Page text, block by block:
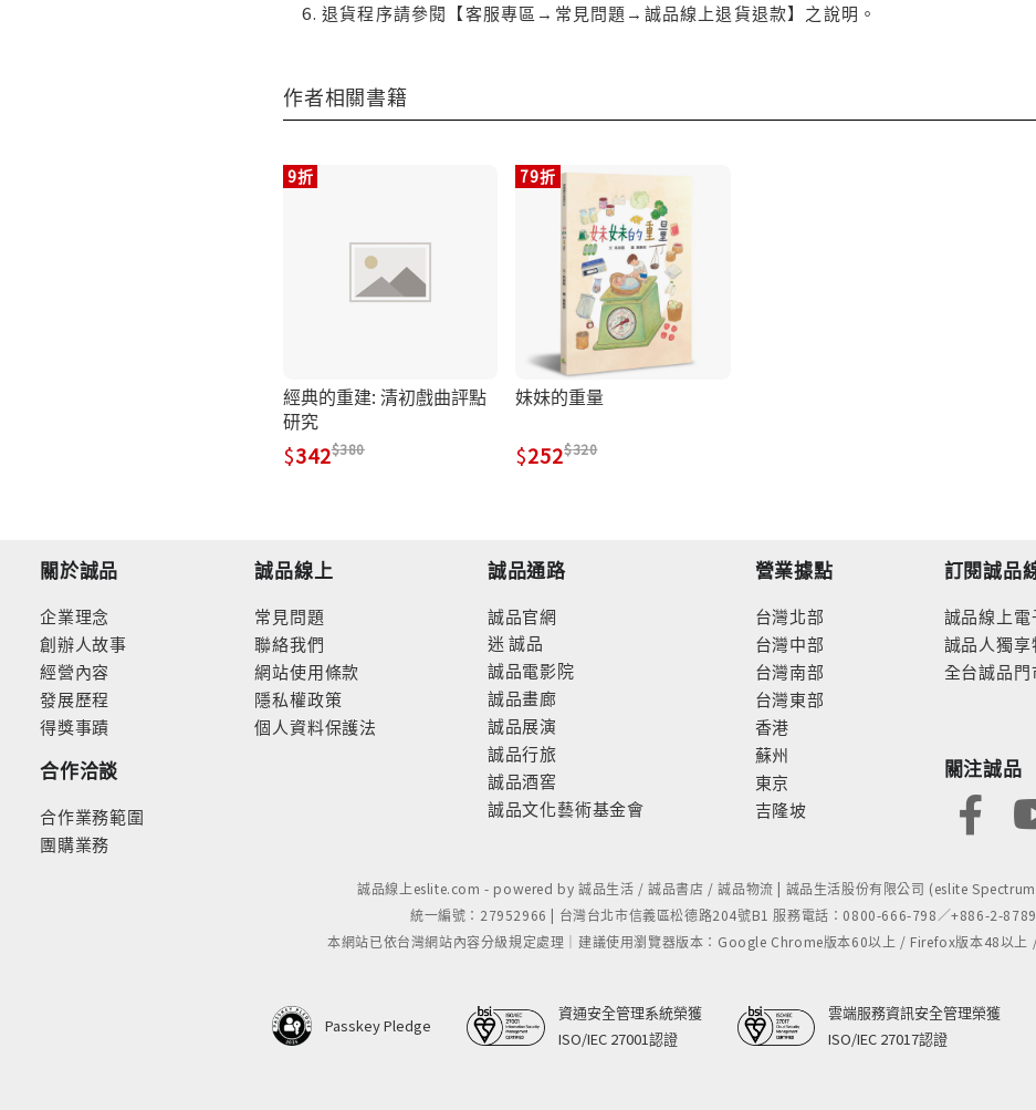
退貨程序請參閱【客服專區→常見問題→誠品線上退貨退款】之說明。
作者相關書籍
9折
經典的重建: 清初戲曲評點
研究
342 380
79折
妹妹的重量
252 320
關於誠品
企業理念
創辦人故事
經營內容
發展歷程
得獎事蹟
合作洽談
合作業務範圍
團購業務
誠品線上
常見問題
聯絡我們
網站使用條款
隱私權政策
個人資料保護法
誠品通路
誠品官網
迷 誠品
誠品電影院
誠品畫廊
誠品展演
誠品行旅
誠品酒窖
誠品文化藝術基金會
營業據點
台灣北部
台灣中部
台灣南部
台灣東部
香港
蘇州
東京
吉隆坡
訂閱誠品
誠品線上電
誠品人獨享
全台誠品
關注誠品
誠品線上eslite.com - powered by 誠品生活 / 誠品書店 / 誠品物流 | 誠品生活股份有限公司 (eslite
統一編號：27952966 | 台灣台北市信義區松德路204號B1 服務電話：0800-666-798／+886-2-
本網站已依台灣網站內容分級規定處理｜建議使用瀏覽器版本：Google Chrome版本60以上 / Firefox版本48以
Passkey Pledge
資通安全管理系統榮獲
ISO/IEC 27001認證
雲端服務資訊安全管理榮獲
ISO/IEC 27017認證